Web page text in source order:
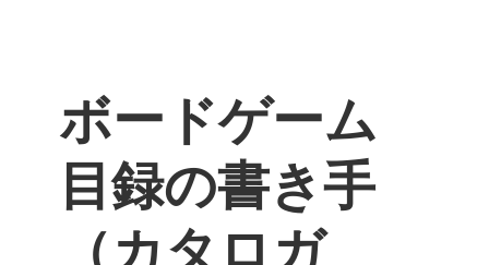
ボードゲーム
目録の書き手
（カタロガ